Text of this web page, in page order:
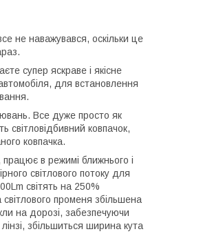
не наважувався, оскільки це
супер яскраве і якісне
для встановлення
Все дуже просто як
ковпачок,
ковпачка.
в режимі ближнього і
світлового потоку для
світять на 250%
променя збільшена
на дорозі, забезпечуючи
збільшиться ширина кута